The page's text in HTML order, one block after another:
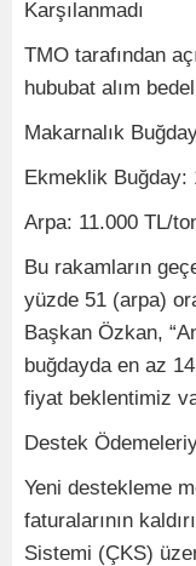
Karşılanmadı
TMO tarafından
hububat alım
Makarnalık
Ekmeklik Buğday:
Arpa: 11.000 TL/
Bu rakamların
yüzde 51 (arpa)
Başkan Özkan,
buğdayda en az
fiyat beklentimiz
Destek
Yeni destekleme
faturalarının
Sistemi (ÇKS)